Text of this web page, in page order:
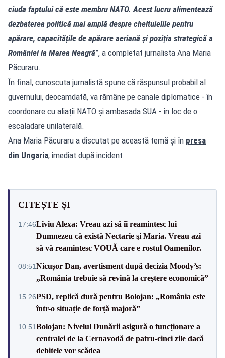
ciuda faptului că este membru NATO. Acest lucru alimentează
dezbaterea politică mai amplă despre cheltuielile pentru
apărare, capacitățile de apărare aeriană și poziția strategică a
României la Marea Neagră”, a completat jurnalista Ana Maria
Păcuraru.
În final, cunoscuta jurnalistă spune că răspunsul probabil al
guvernului, deocamdată, va rămâne pe canale diplomatice - în
coordonare cu aliații NATO și ambasada SUA - în loc de o
escaladare unilaterală.
Ana Maria Păcuraru a discutat pe această temă și în presa
din Ungaria, imediat după incident.
CITEȘTE ȘI
17:46Liviu Alexa: Vreau azi sǎ îi reamintesc lui
Dumnezeu cǎ existǎ Nectarie şi Maria. Vreau azi
sǎ vǎ reamintesc VOUǍ care e rostul Oamenilor.
08:51Nicușor Dan, avertisment după decizia Moody’s:
„România trebuie să revină la creștere economică”
15:26PSD, replică dură pentru Bolojan: „România este
într-o situație de forță majoră”
10:51Bolojan: Nivelul Dunării asigură o funcționare a
centralei de la Cernavodă de patru-cinci zile dacă
debitele vor scădea